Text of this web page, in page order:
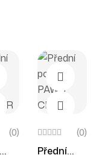
(0) (0)
Přední